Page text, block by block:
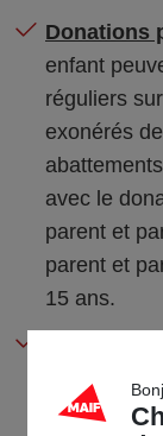
Donations
enfant
réguliers
exonérés
avec le
parent et
parent et
15 ans.
exemple.